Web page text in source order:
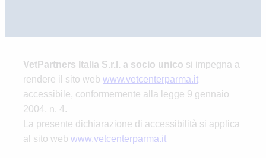
VetPartners Italia S.r.l. a socio unico si impegna a
rendere il sito web www.vetcenterparma.it
accessibile, conformemente alla legge 9 gennaio
2004, n. 4.
La presente dichiarazione di accessibilità si applica
al sito web www.vetcenterparma.it